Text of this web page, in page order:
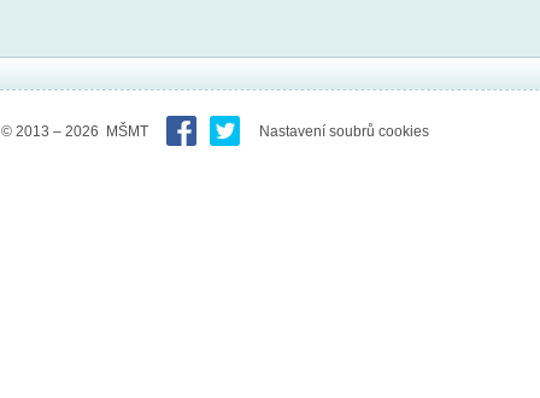
© 2013 – 2026 MŠMT Nastavení soubrů cookies